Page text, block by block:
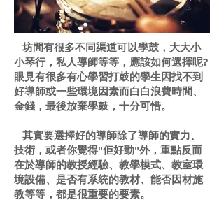
坊間有很多不同渠道可以學鼓，大大小
小琴行，私人導師等等，應該如何選擇呢?
眼見有很多有心學習打鼓的學生因找不到
好導師或一些環境因素而白白浪費時間、
金錢，最後放棄學鼓，十分可惜。
其實要選擇好的導師除了導師的實力、
技術，或者你覺得"佢好勁"外，重點反而
在於導師的教授經驗、教學模式、教室環
境設備、是否有系統的教材、能否因材施
教等等，都是很重要的要素。